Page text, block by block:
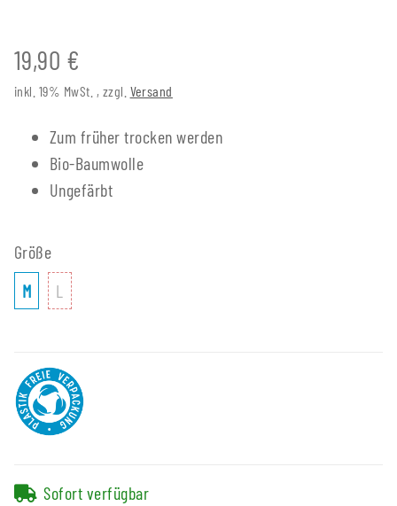
19,90 €
inkl. 19% MwSt. , zzgl. Versand
Zum früher trocken werden
Bio-Baumwolle
Ungefärbt
Größe
MM L
Sofort verfügbar